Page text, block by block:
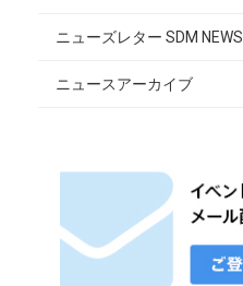
ニューズレター SDM NEWS
ニュースアーカイブ